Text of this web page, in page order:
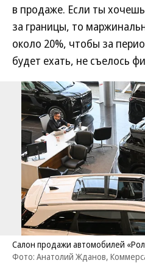
в продаже. Если ты
за границы, то
около 20%, чтобы за
будет ехать, не съелось
Салон продажи автомобилей
Фото: Анатолий Жданов,